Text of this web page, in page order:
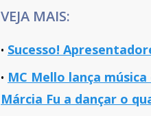
VEJA MAIS:
Sucesso!
MC Mello lança
Márcia Fu a dançar o